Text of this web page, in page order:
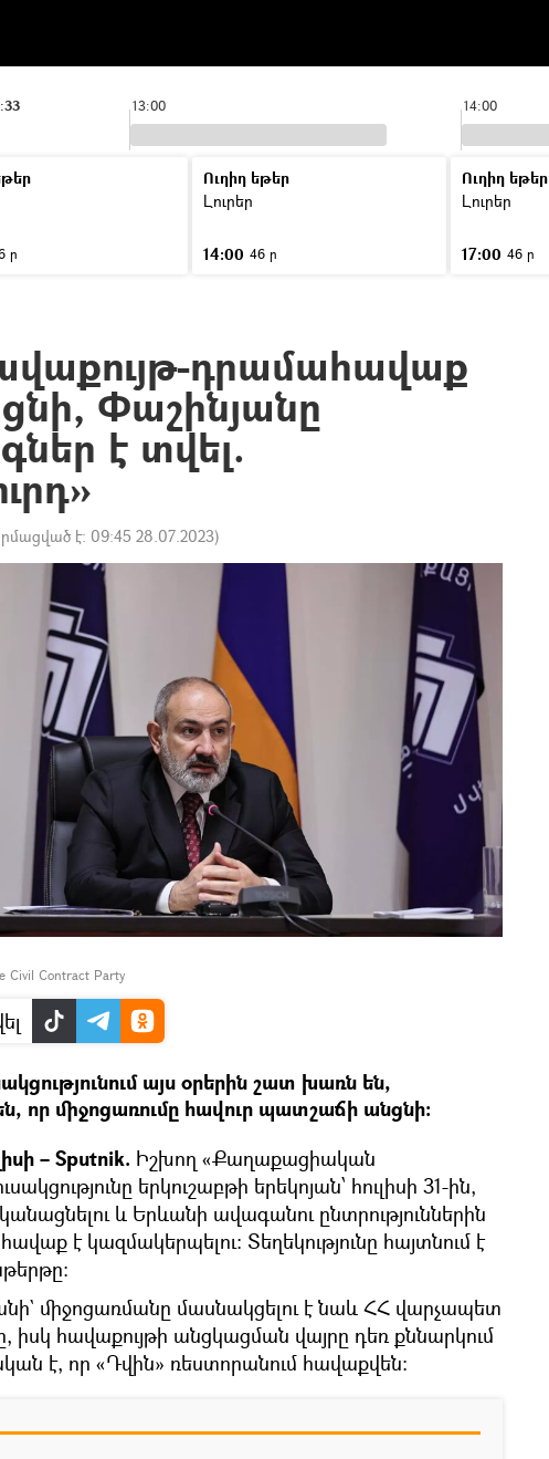
13:00 14:00
ր
Ուղիղ եթեր
Լուրեր
14:00 46 ր
Ուղիղ եթեր
Լուրեր
17:00 46 ր
դրամահավաք
Փաշինյանը
է տվել.
է: 09:45 28.07.2023)
Civil Contract Party
այս օրերին շատ խառն են,
որ միջոցառումը հավուր պատշաճի անցնի։
– Sputnik. Իշխող «Քաղաքացիական
երկուշաբթի երեկոյան՝ հուլիսի 31-ին,
և Երևանի ավագանու ընտրություններին
է կազմակերպելու: Տեղեկությունը հայտնում է
միջոցառմանը մասնակցելու է նաև ՀՀ վարչապետ
իսկ հավաքույթի անցկացման վայրը դեռ քննարկում
է, որ «Դվին» ռեստորանում հավաքվեն: